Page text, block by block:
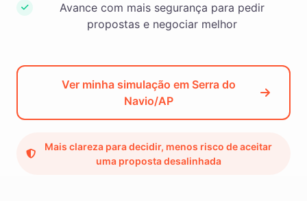
Avance com mais segurança para pedir
propostas e negociar melhor
Ver minha simulação em Serra do
Navio/AP
Mais clareza para decidir, menos risco de aceitar
uma proposta desalinhada